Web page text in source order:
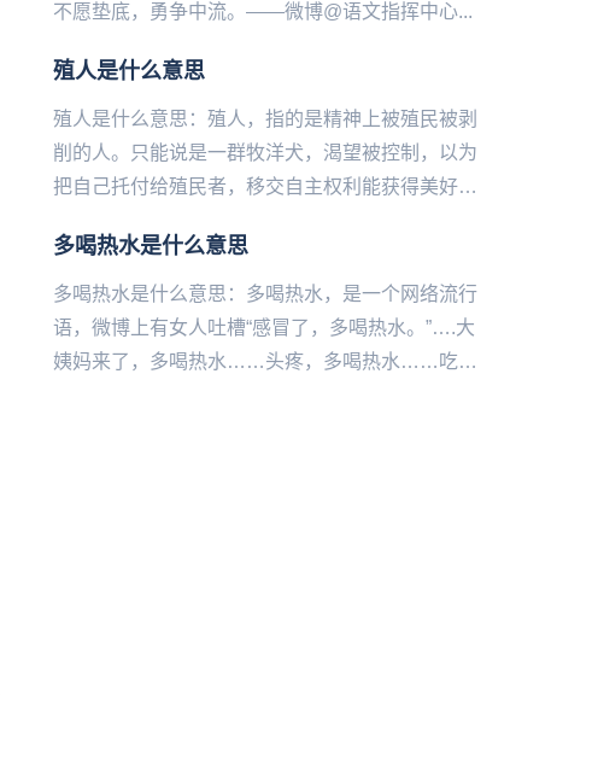
不愿垫底，勇争中流。——微博@语文指挥中心...
殖人是什么意思
殖人是什么意思：殖人，指的是‌‌‌‌‌‌‌‌‌‌精神上被殖民被剥
削的人。只能说是一群牧洋犬，渴望被控制，以为
把自己托付给殖民者，移交自主权利能获得美好生
多喝热水是什么意思
多喝热水是什么意思：多喝热水，是一个网络流行
语，微博上有女人吐槽“感冒了，多喝热水。”….大
姨妈来了，多喝热水……头疼，多喝热水……吃坏